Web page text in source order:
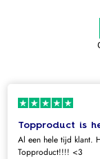
Topproduct is
Al een hele tijd klant.
Topproduct!!!! <3